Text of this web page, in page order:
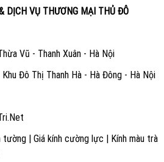
DỊCH VỤ THƯƠNG MẠI THỦ ĐÔ
Vũ - Thanh Xuân - Hà Nội
Đô Thị Thanh Hà - Hà Đông - Hà Nội
tường| Giá kính cường lực | Kính màu trà